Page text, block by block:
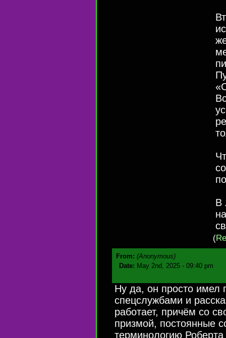
В
(
From: (Anonymous)
Date: May 2nd, 2025 - 09:40 pm
Ну да, он просто имел
спецслужбами и
работает, причём со
призмой, постоянные
терминологию